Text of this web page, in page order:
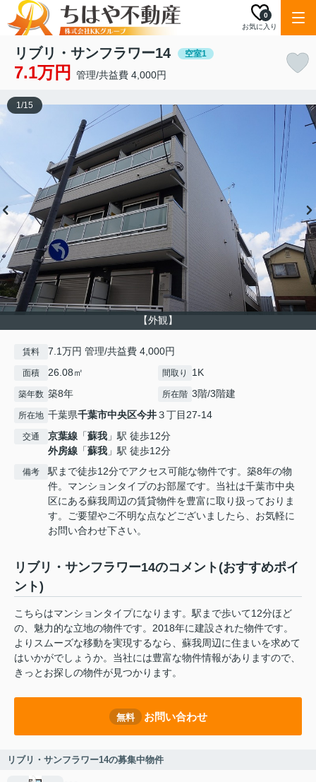
お気に入り
0
リブリ・サンフラワー14 空室1
7.1万円 管理/共益費 4,000円
【外観】
1/15
賃料 7.1万円 管理/共益費 4,000円
面積 26.08㎡ 間取り 1K
築年数 築8年 所在階 3階/3階建
所在地 千葉県千葉市中央区今井３丁目27-14
交通 京葉線 「蘇我 」駅 徒歩12分
外房線 「蘇我 」駅 徒歩12分
備考
駅まで徒歩12分でアクセス可能な物件です。築8年の物
件。マンションタイプのお部屋です。当社は千葉市中央
区にある蘇我周辺の賃貸物件を豊富に取り扱っておりま
す。ご要望やご不明な点などございましたら、お気軽に
お問い合わせ下さい。
リブリ・サンフラワー14のコメント(おすすめポイ
ント)
こちらはマンションタイプになります。駅まで歩いて12分ほど
の、魅力的な立地の物件です。2018年に建設された物件です。
よりスムーズな移動を実現するなら、蘇我周辺に住まいを求めて
はいかがでしょうか。当社には豊富な物件情報がありますので、
きっとお探しの物件が見つかります。
無料 お問い合わせ
リブリ・サンフラワー14の募集中物件